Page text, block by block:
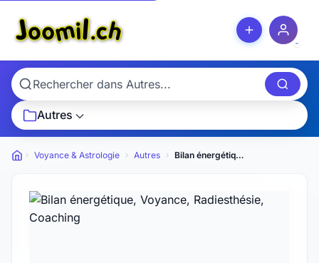
Autres
Petites annonces
Voyance & Astrologie Autres Bilan énergétique, Voyance, Radiesthésie, Coaching